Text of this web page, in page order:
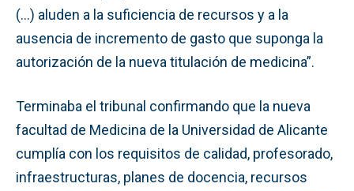
(…) aluden a la suficiencia de recursos y a la
ausencia de incremento de gasto que suponga la
autorización de la nueva titulación de medicina”.
Terminaba el tribunal confirmando que la nueva
facultad de Medicina de la Universidad de Alicante
cumplía con los requisitos de calidad, profesorado,
infraestructuras, planes de docencia, recursos